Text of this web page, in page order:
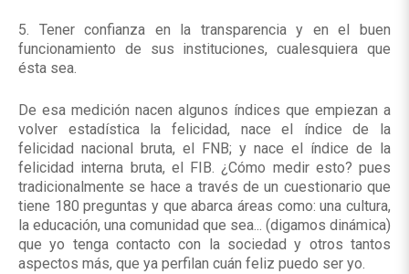
5. Tener confianza en la transparencia y en el buen
funcionamiento de sus instituciones, cualesquiera que
ésta sea.
De esa medición nacen algunos índices que empiezan a
volver estadística la felicidad, nace el índice de la
felicidad nacional bruta, el FNB; y nace el índice de la
felicidad interna bruta, el FIB. ¿Cómo medir esto? pues
tradicionalmente se hace a través de un cuestionario que
tiene 180 preguntas y que abarca áreas como: una cultura,
la educación, una comunidad que sea... (digamos dinámica)
que yo tenga contacto con la sociedad y otros tantos
aspectos más, que ya perfilan cuán feliz puedo ser yo.